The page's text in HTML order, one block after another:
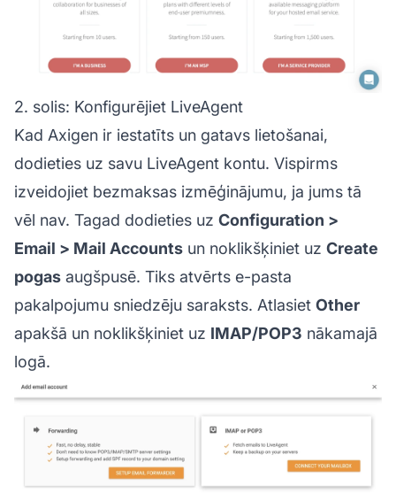
2. solis: Konfigurējiet LiveAgent
Kad Axigen ir iestatīts un gatavs lietošanai,
dodieties uz savu LiveAgent kontu. Vispirms
izveidojiet bezmaksas izmēģinājumu, ja jums tā
vēl nav. Tagad dodieties uz Configuration >
Email > Mail Accounts un noklikšķiniet uz Create
pogas augšpusē. Tiks atvērts e-pasta
pakalpojumu sniedzēju saraksts. Atlasiet Other
apakšā un noklikšķiniet uz IMAP/POP3 nākamajā
logā.